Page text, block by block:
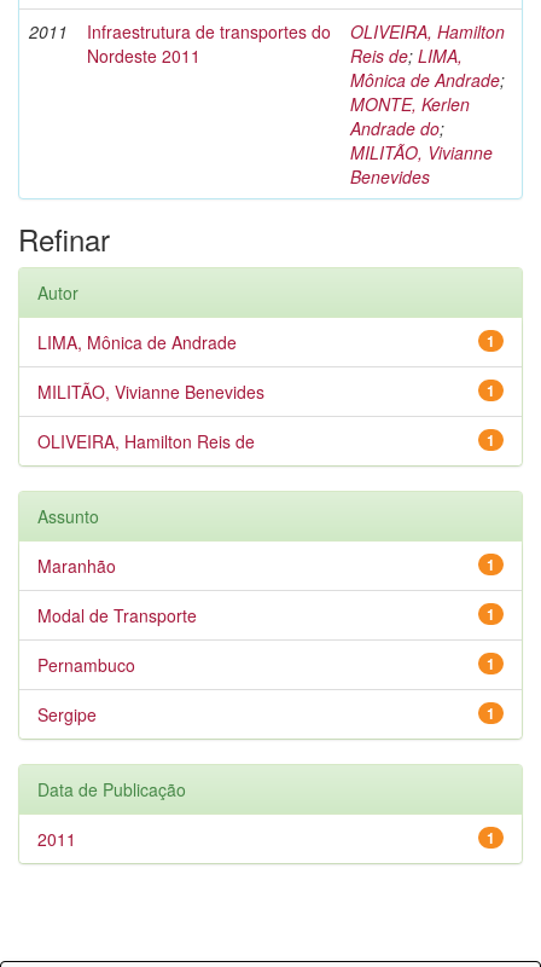
2011
Infraestrutura de transportes do
Nordeste 2011
OLIVEIRA, Hamilton
Reis de; LIMA,
Mônica de Andrade;
MONTE, Kerlen
Andrade do;
MILITÃO, Vivianne
Benevides
Refinar
Autor
1
LIMA, Mônica de Andrade
1
MILITÃO, Vivianne Benevides
1
OLIVEIRA, Hamilton Reis de
Assunto
1
Maranhão
1
Modal de Transporte
1
Pernambuco
1
Sergipe
Data de Publicação
1
2011